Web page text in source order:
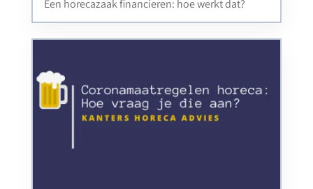
Een horecazaak financieren: hoe werkt dat?